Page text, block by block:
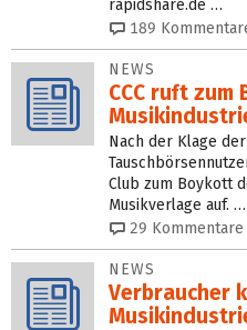
rapidshare.de …
189
NEWS
CCC ruft
Nach der Klage
Club zum Boykott
Musikverlage auf. …
29 Kommentare
NEWS
Verbraucher